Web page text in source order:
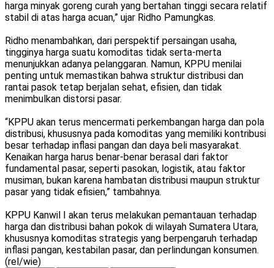
harga minyak goreng curah yang bertahan tinggi secara relatif
stabil di atas harga acuan,” ujar Ridho Pamungkas.
Ridho menambahkan, dari perspektif persaingan usaha,
tingginya harga suatu komoditas tidak serta-merta
menunjukkan adanya pelanggaran. Namun, KPPU menilai
penting untuk memastikan bahwa struktur distribusi dan
rantai pasok tetap berjalan sehat, efisien, dan tidak
menimbulkan distorsi pasar.
“KPPU akan terus mencermati perkembangan harga dan pola
distribusi, khususnya pada komoditas yang memiliki kontribusi
besar terhadap inflasi pangan dan daya beli masyarakat.
Kenaikan harga harus benar-benar berasal dari faktor
fundamental pasar, seperti pasokan, logistik, atau faktor
musiman, bukan karena hambatan distribusi maupun struktur
pasar yang tidak efisien,” tambahnya.
KPPU Kanwil I akan terus melakukan pemantauan terhadap
harga dan distribusi bahan pokok di wilayah Sumatera Utara,
khususnya komoditas strategis yang berpengaruh terhadap
inflasi pangan, kestabilan pasar, dan perlindungan konsumen.
(rel/wie)